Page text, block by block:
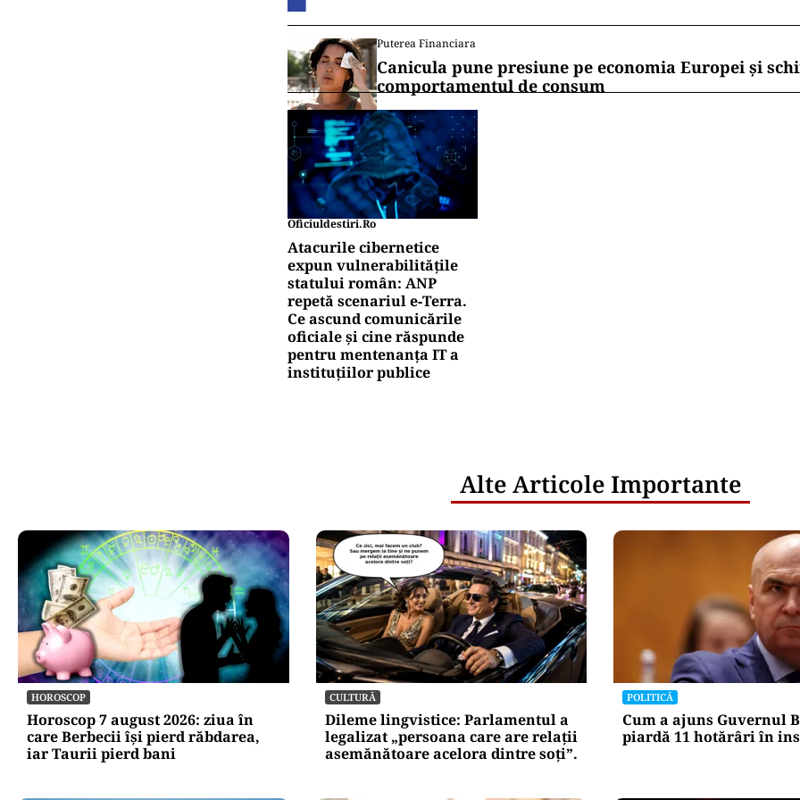
Puterea Financiara
Canicula pune presiune pe economia Europei și
comportamentul de consum
Oficiuldestiri.ro
Atacurile cibernetice
expun vulnerabilitățile
statului român: ANP
repetă scenariul e‑Terra.
Ce ascund comunicările
oficiale și cine răspunde
pentru mentenanța IT a
instituțiilor publice
Alte Articole Importante
HOROSCOP
Horoscop 7 august 2026: ziua în
care Berbecii își pierd răbdarea,
iar Taurii pierd bani
CULTURĂ
Dileme lingvistice: Parlamentul a
legalizat „persoana care are relații
asemănătoare acelora dintre soți”.
POLITICĂ
Cum a ajuns Guvernul
piardă 11 hotărâri în